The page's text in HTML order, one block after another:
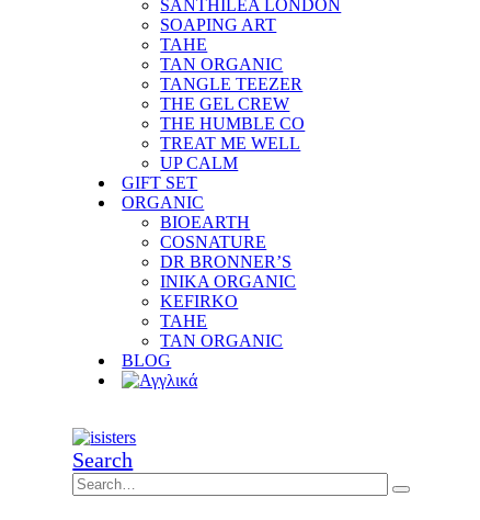
SANTHILEA LONDON
SOAPING ART
TAHE
TAN ORGANIC
TANGLE TEEZER
THE GEL CREW
THE HUMBLE CO
TREAT ME WELL
UP CALM
GIFT SET
ORGANIC
BIOEARTH
COSNATURE
DR BRONNER’S
INIKA ORGANIC
KEFIRKO
TAHE
TAN ORGANIC
BLOG
Search